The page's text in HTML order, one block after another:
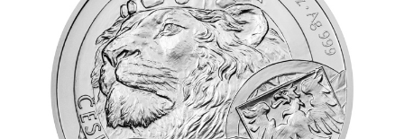
Previous